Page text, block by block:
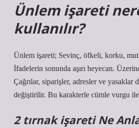
Ünlem işareti
kullanılır?
Ünlem işareti; Sevinç, öfkeli, korku,
İfadelerin sonunda aşırı heyecan.
Çağrılar, siparişler, adresler ve yasaklar
değiştirilir. Bu karakterle cümle vurgu
2 tırnak işareti Ne